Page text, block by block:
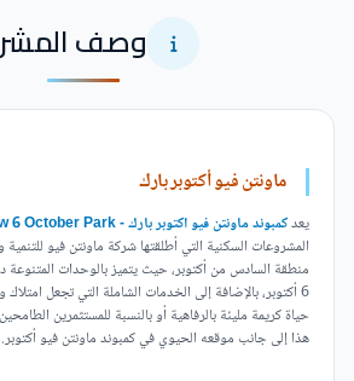
وصف
ماونتن فيو أكتوبر بارك
يعدكمبوند ماونتن فيو اكتوبر بارك - Mountain View 6 October Park
المشروعات السكنية التي أطلقتها شركة ماونتن فيو للتنمية
منطقة السادس من أكتوبر، حيث يتميز بالوحدات المتنوعة
6 أكتوبر، بالإضافة إلى الخدمات الشاملة التي تجعل
حياة كريمة مليئة بالرفاهية أو بالنسبة للمستثمرين
هذا إلى جانب موقعه الحيوي في كمبوند ماونتن فيو أكتوبر.